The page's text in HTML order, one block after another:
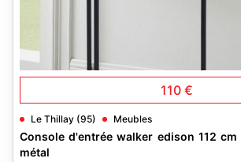
110 €
Le Thillay (95) Meubles
Console d'entrée walker edison 112
métal